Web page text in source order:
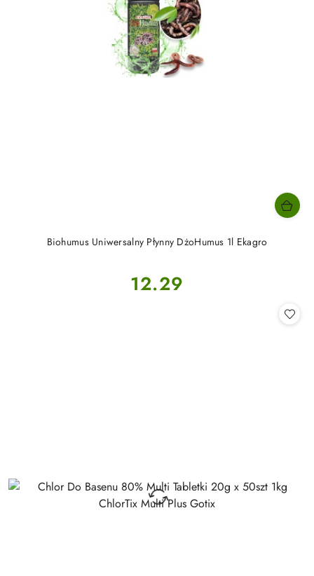
Biohumus Uniwersalny Płynny DżoHumus 1l Ekagro
Cena:
12.29